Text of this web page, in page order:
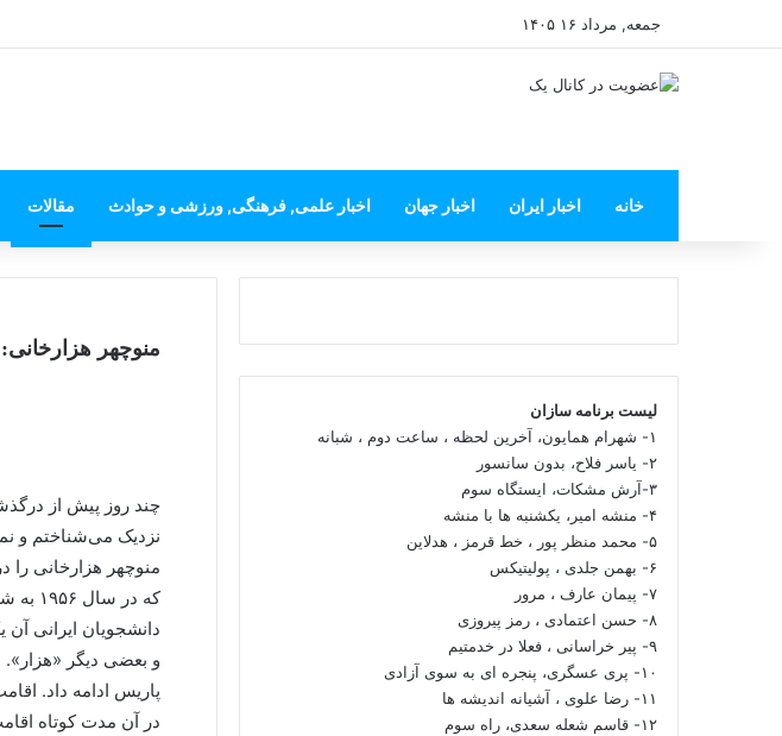
جمعه, مرداد ۱۶ ۱۴۰۵
خانه اخبار ایران اخبار جهان اخبار علمی, فرهنگی, ورزشی و حوادث مقالات
منوچهر
چند روز پیش از
نزدیک می‌شناختم و
منوچهر هزارخانی را
که
دانشجویان ایرانی
و بعضی دیگر «هزار».
پاریس ادامه داد.
در آن مدت کوتاه
لیست برنامه سازان
۱- شهرام همایون، آخرین لحظه ، ساعت دوم ، شبانه
۲- یاسر فلاح، بدون سانسور
۳-آرش مشکات، ایستگاه سوم
۴- منشه امیر، یکشنبه ها با منشه
۵- محمد منظر پور ، خط قرمز ، هدلاین
۶- بهمن جلدی ، پولیتیکس
۷- پیمان عارف ، مرور
۸- حسن اعتمادی ، رمز پیروزی
۹- پیر خراسانی ، فعلا در خدمتیم
۱۰- پری عسگری، پنجره ای به سوی آزادی
۱۱- رضا علوی ، آشیانه اندیشه ها
۱۲- قاسم شعله سعدی، راه سوم